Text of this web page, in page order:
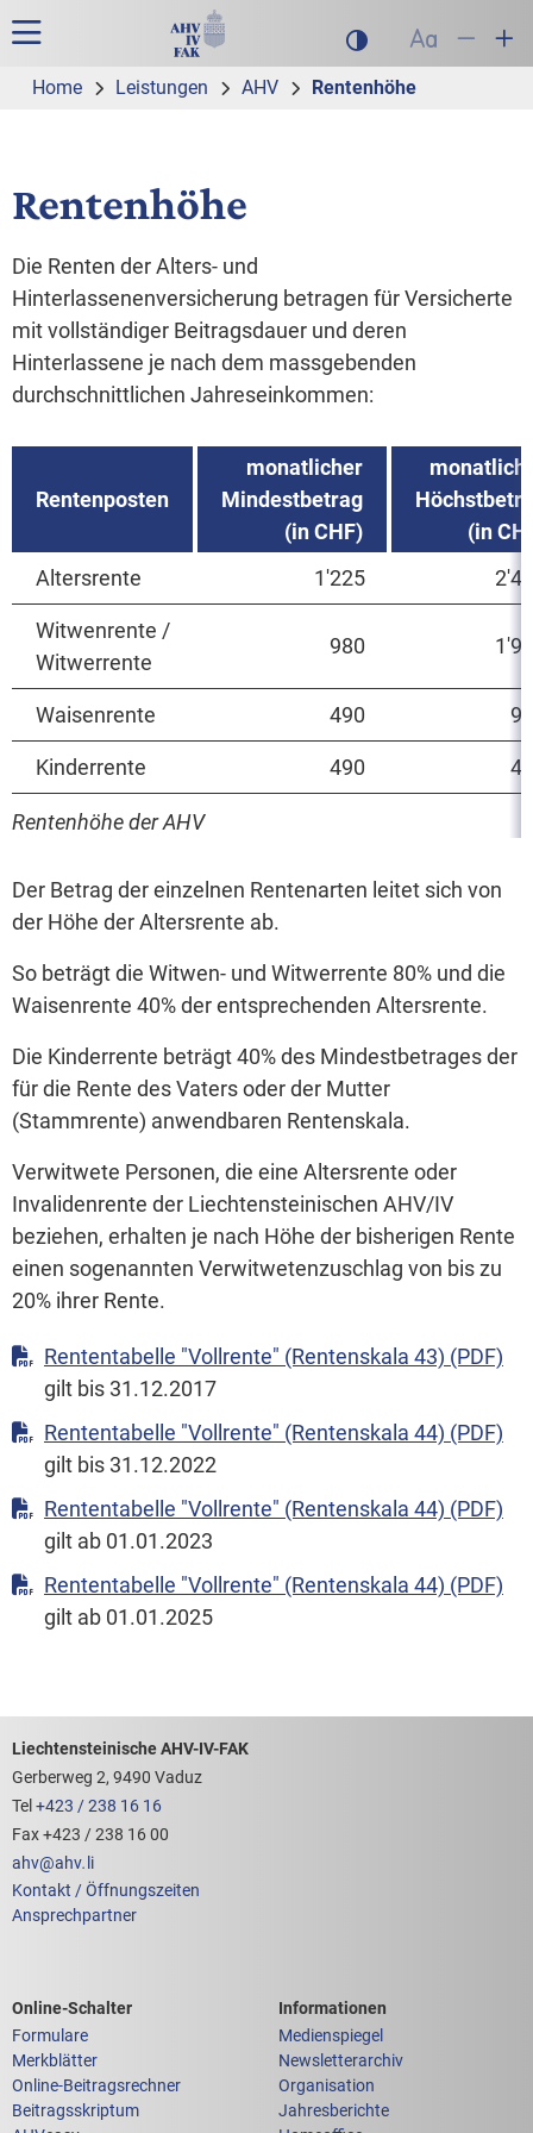
Zur Hauptnavigation
Zum Inhalt
Suche
Hauptnavigation Dunklen Modus
Schrift auf
Schrift
Home Leistungen AHV Rentenhöhe
Rentenhöhe
Die Renten der Alters- und
Hinterlassenenversicherung betragen für Versicherte
mit vollständiger Beitragsdauer und deren
Hinterlassene je nach dem massgebenden
durchschnittlichen Jahreseinkommen:
Rentenhöhe der AHV
Rentenposten
monatlicher
Mindestbetrag
(in CHF)
(in
Altersrente
1'225
Witwenrente /
Witwerrente
980
Waisenrente 490
Kinderrente 490
Der Betrag der einzelnen Rentenarten leitet sich von
der Höhe der Altersrente ab.
So beträgt die Witwen- und Witwerrente 80% und die
Waisenrente 40% der entsprechenden Altersrente.
Die Kinderrente beträgt 40% des Mindestbetrages der
für die Rente des Vaters oder der Mutter
(Stammrente) anwendbaren Rentenskala.
Verwitwete Personen, die eine Altersrente oder
Invalidenrente der Liechtensteinischen AHV/IV
beziehen, erhalten je nach Höhe der bisherigen Rente
einen sogenannten Verwitwetenzuschlag von bis zu
20% ihrer Rente.
Rententabelle "Vollrente" (Rentenskala 43) (PDF)
gilt bis 31.12.2017
Rententabelle "Vollrente" (Rentenskala 44) (PDF)
gilt bis 31.12.2022
Rententabelle "Vollrente" (Rentenskala 44) (PDF)
gilt ab 01.01.2023
Rententabelle "Vollrente" (Rentenskala 44) (PDF)
gilt ab 01.01.2025
Footerbereich mit hilfreichen Links
Liechtensteinische AHV-IV-FAK
Gerberweg 2, 9490 Vaduz
Tel +423 / 238 16 16
Fax +423 / 238 16 00
ahv@ahv. li
Kontakt / Öffnungszeiten
Ansprechpartner
Links zum
Online-Schalter
Formulare
Merkblätter
Online-Beitragsrechner
Beitragsskriptum
Links zu weiteren
Informationen
Medienspiegel
Newsletterarchiv
Organisation
Jahresberichte